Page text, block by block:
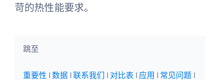
苛的热性能要求。
跳至
重要性 |数据 |联系我们 | 对比表 | 应用 | 常见问题 |